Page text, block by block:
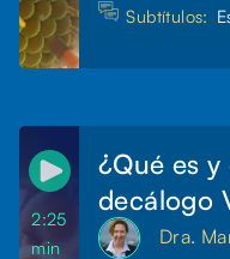
Subtítulos:
2:25
min
¿Qué es
decálogo
Dra.